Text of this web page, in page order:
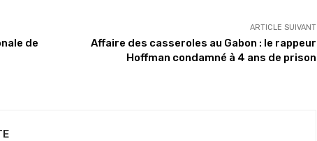
de
ARTICLE SUIVANT
Affaire des casseroles au Gabon : le rappeur
Hoffman condamné à 4 ans de prison